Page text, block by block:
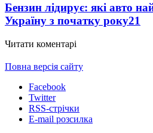
Бензин лідирує: які авто
Україну з початку року21
Читати коментарі
Повна версія сайту
Facebook
Twitter
RSS-стрічки
E-mail розсилка